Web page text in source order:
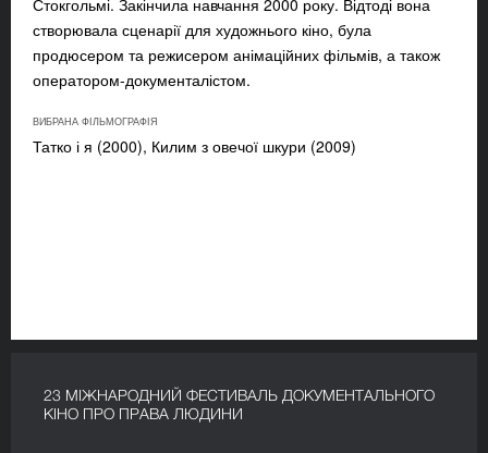
Стокгольмі. Закінчила навчання 2000 року. Відтоді вона
створювала сценарії для художнього кіно, була
продюсером та режисером анімаційних фільмів, а також
оператором-документалістом.
ВИБРАНА ФІЛЬМОГРАФІЯ
Татко і я (2000), Килим з овечої шкури (2009)
23 МІЖНАРОДНИЙ ФЕСТИВАЛЬ ДОКУМЕНТАЛЬНОГО
КІНО ПРО ПРАВА ЛЮДИНИ